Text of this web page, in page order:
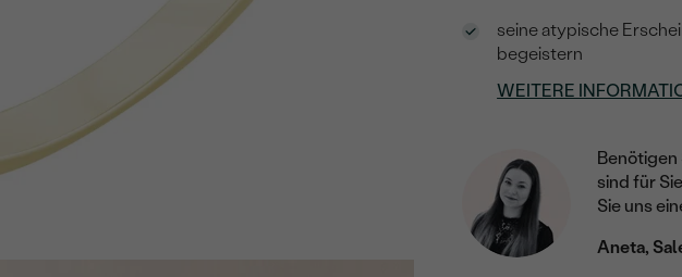
seine atypische
begeistern
WEITERE
Benötigen
sind für
Sie uns
Aneta,